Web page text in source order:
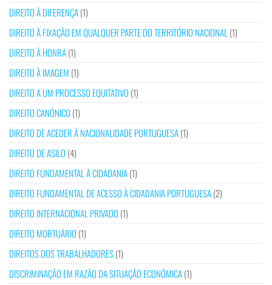
DIREITO À DIFERENÇA(1)
DIREITO À FIXAÇÃO EM QUALQUER PARTE DO TERRITÓRIO NACIONAL (1)
DIREITO À HONRA(1)
DIREITO À IMAGEM (1)
DIREITO A UM PROCESSO EQUITATIVO (1)
DIREITO CANÓNICO (1)
DIREITO DE ACEDER À NACIONALIDADE PORTUGUESA(1)
DIREITO DE ASILO (4)
DIREITO FUNDAMENTAL À CIDADANIA(1)
DIREITO FUNDAMENTAL DE ACESSO À CIDADANIA PORTUGUESA(2)
DIREITO INTERNACIONAL PRIVADO (1)
DIREITO MORTUÁRIO (1)
DIREITOS DOS TRABALHADORES(1)
DISCRIMINAÇÃO EM RAZÃO DA SITUAÇÃO ECONÓMICA(1)